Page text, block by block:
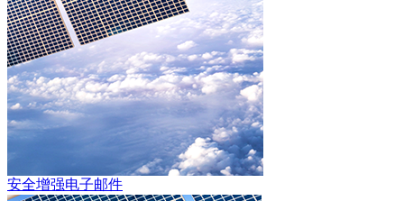
安全增强电子邮件